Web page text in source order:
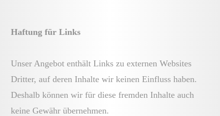
Haftung für Links
Unser Angebot enthält Links zu externen Websites
Dritter, auf deren Inhalte wir keinen Einfluss haben.
Deshalb können wir für diese fremden Inhalte auch
keine Gewähr übernehmen.